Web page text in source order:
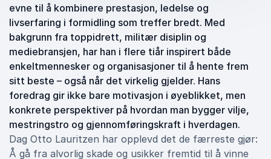
evne til å kombinere prestasjon, ledelse og
livserfaring i formidling som treffer bredt. Med
bakgrunn fra toppidrett, militær disiplin og
mediebransjen, har han i flere tiår inspirert både
enkeltmennesker og organisasjoner til å hente frem
sitt beste – også når det virkelig gjelder. Hans
foredrag gir ikke bare motivasjon i øyeblikket, men
konkrete perspektiver på hvordan man bygger vilje,
mestringstro og gjennomføringskraft i hverdagen.
Dag Otto Lauritzen har opplevd det de færreste gjør:
Å gå fra alvorlig skade og usikker fremtid til å vinne